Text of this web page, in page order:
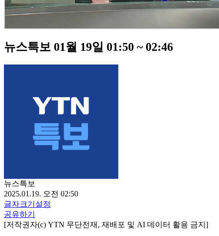
뉴스특보 01월 19일 01:50 ~ 02:46
뉴스특보
2025.01.19. 오전 02:50
글자크기설정
공유하기
[저작권자(c) YTN 무단전재, 재배포 및 AI 데이터 활용 금지]